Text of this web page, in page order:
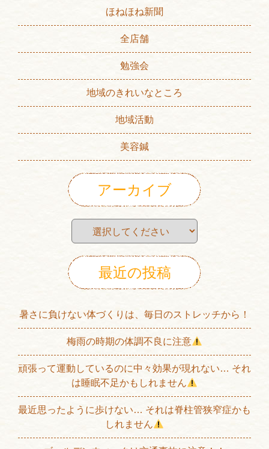
ほねほね新聞
全店舗
勉強会
地域のきれいなところ
地域活動
美容鍼
アーカイブ
最近の投稿
暑さに負けない体づくりは、毎日のストレッチから！
梅雨の時期の体調不良に注意
頑張って運動しているのに中々効果が現れない… それ
は睡眠不足かもしれません
最近思ったように歩けない… それは脊柱管狭窄症かも
しれません